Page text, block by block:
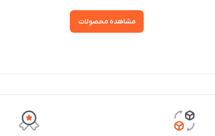
مشاهده محصولات